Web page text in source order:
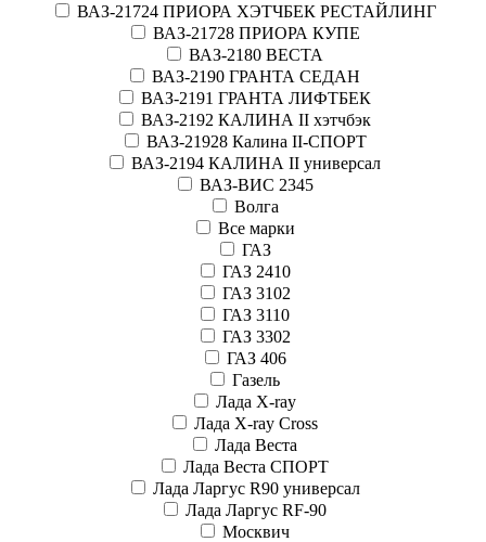
ВАЗ-21724 ПРИОРА ХЭТЧБЕК РЕСТАЙЛИНГ
ВАЗ-21728 ПРИОРА КУПЕ
ВАЗ-2180 ВЕСТА
ВАЗ-2190 ГРАНТА СЕДАН
ВАЗ-2191 ГРАНТА ЛИФТБЕК
ВАЗ-2192 КАЛИНА II хэтчбэк
ВАЗ-21928 Калина II-СПОРТ
ВАЗ-2194 КАЛИНА II универсал
ВАЗ-ВИС 2345
Волга
Все марки
ГАЗ
ГАЗ 2410
ГАЗ 3102
ГАЗ 3110
ГАЗ 3302
ГАЗ 406
Газель
Лада X-ray
Лада X-ray Cross
Лада Веста
Лада Веста СПОРТ
Лада Ларгус R90 универсал
Лада Ларгус RF-90
Москвич